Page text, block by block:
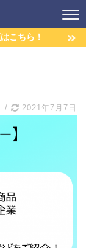
こちら！
/ 2021年7月7日